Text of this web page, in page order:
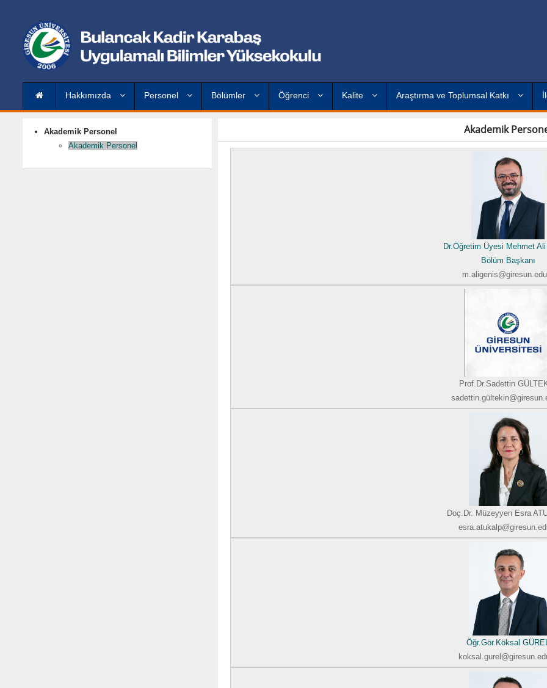
Hakkımızda Personel Bölümler Öğrenci Kalite Araştırma ve Toplumsal Katkı
Akademik Personel
Akademik Personel
Akademik
Dr.Öğretim Üyesi Mehmet
Bölüm Başkanı
Prof.Dr.Sadettin
Doç.Dr. Müzeyyen Esra
Öğr.Gör.Köksal